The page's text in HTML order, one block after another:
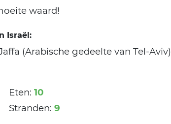
waard!
Israël:
(Arabische gedeelte van Tel-Aviv)
Eten: 10
Stranden: 9